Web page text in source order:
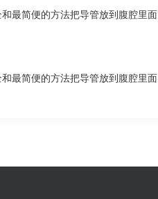
最简便的方法把导管放到腹腔里面
最简便的方法把导管放到腹腔里面